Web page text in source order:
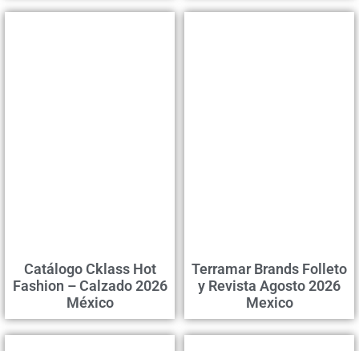
Catálogo Cklass Hot
Fashion – Calzado 2026
México
Terramar Brands Folleto
y Revista Agosto 2026
Mexico